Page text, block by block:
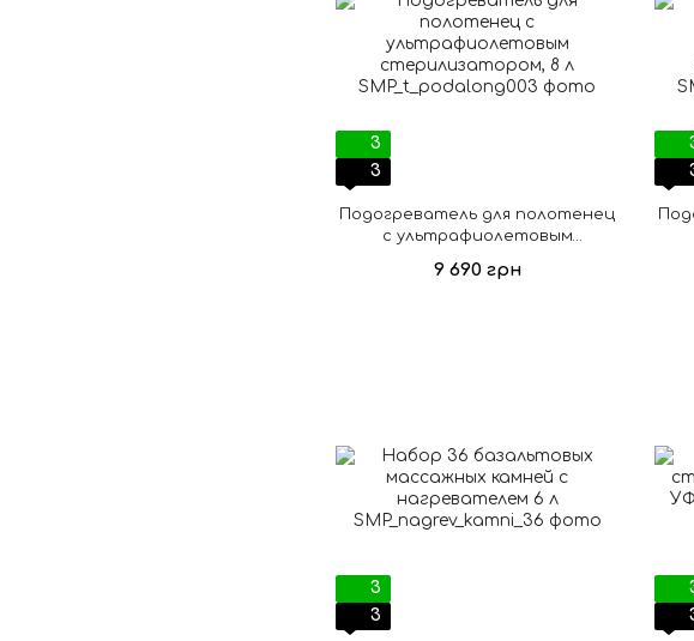
3
3
Подогреватель для полотенец
с ультрафиолетовым
9 690 грн
3
3